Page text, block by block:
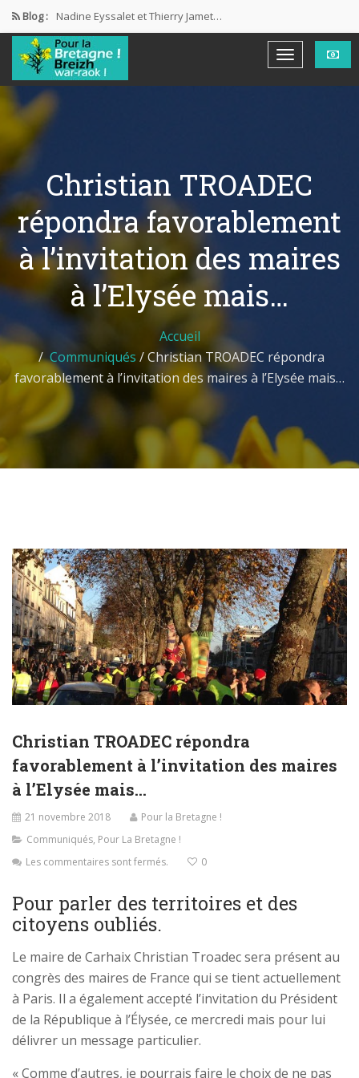
Blog : Nadine Eyssalet et Thierry Jamet…
LE CIRQUE LR
Une démocratie … imparfaite
Christian TROADEC
répondra favorablement
à l’invitation des maires
à l’Elysée mais…
Accueil
Communiqués /Christian TROADEC répondra
favorablement à l’invitation des maires à l’Elysée mais…
Christian TROADEC répondra
favorablement à l’invitation des maires
à l’Elysée mais…
21 novembre 2018
Pour la Bretagne !
Communiqués, Pour La Bretagne !
Les commentaires sont fermés.
0
Pour parler des territoires et des
citoyens oubliés.
Le maire de Carhaix Christian Troadec sera présent au
congrès des maires de France qui se tient actuellement
à Paris. Il a également accepté l’invitation du Président
de la République à l’Élysée, ce mercredi mais pour lui
délivrer un message particulier.
« Comme d’autres, je pourrais faire le choix de ne pas